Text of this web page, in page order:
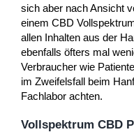
sich aber nach Ansicht
einem CBD
allen Inhalten aus der
ebenfalls öfters mal
Verbraucher wie
im Zweifelsfall beim
Fachlabor achten.
Vollspektrum CBD